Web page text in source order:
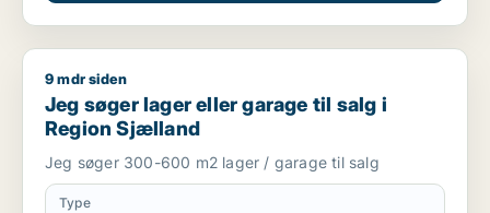
Jeg søger lager eller garage til salg i Region Sjælland
9 mdr siden
Jeg søger lager eller garage til salg i
Region Sjælland
Jeg søger 300-600 m2 lager / garage til salg
Type